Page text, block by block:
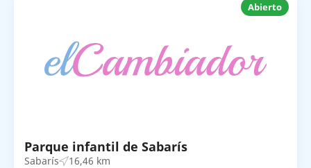
Abierto
Parque infantil de Sabarís
Sabarís 16,46 km